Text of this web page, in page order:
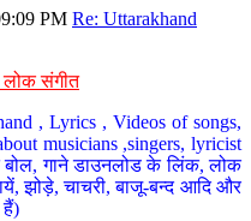
PM Re: Uttarakhand
लोक संगीत
, Lyrics , Videos of songs,
musicians ,singers, lyricist
बोल, गाने डाउनलोड के लिंक, लोक
झोड़े, चाचरी, बाजू-बन्द आदि और
हैं)